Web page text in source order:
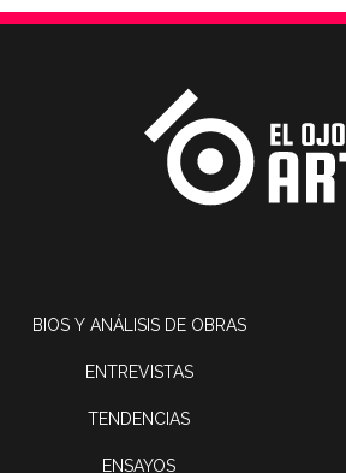
BIOS Y ANÁLISIS DE OBRAS
ENTREVISTAS
TENDENCIAS
ENSAYOS